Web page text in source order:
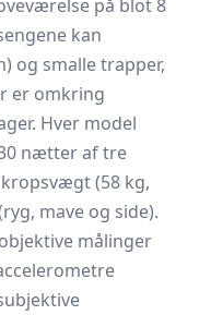
på blot 8
kan
og smalle trapper,
er omkring
Hver model
nætter af tre
(58 kg,
mave og side).
målinger